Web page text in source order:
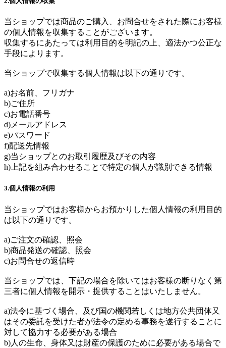
当ショップでは商品のご購入、お問合せをされた際にお客様
の個人情報を収集することがございます。
収集するにあたっては利用目的を明記の上、適法かつ公正な
手段によります。
当ショップで収集する個人情報は以下の通りです。
a)お名前、フリガナ
b)ご住所
c)お電話番号
d)メールアドレス
e)パスワード
f)配送先情報
g)当ショップとのお取引履歴及びその内容
h)上記を組み合わせることで特定の個人が識別できる情報
3.個人情報の利用
当ショップではお客様からお預かりした個人情報の利用目的
は以下の通りです。
a)ご注文の確認、照会
b)商品発送の確認、照会
c)お問合せの返信時
当ショップでは、下記の場合を除いてはお客様の断りなく第
三者に個人情報を開示・提供することはいたしません。
a)法令に基づく場合、及び国の機関若しくは地方公共団体又
はその委託を受けた者が法令の定める事務を遂行することに
対して協力する必要がある場合
b)人の生命、身体又は財産の保護のために必要がある場合で